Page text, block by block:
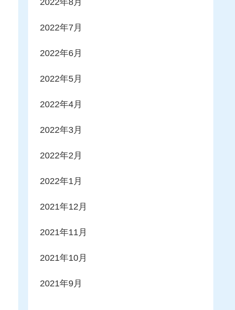
2022年8月
2022年7月
2022年6月
2022年5月
2022年4月
2022年3月
2022年2月
2022年1月
2021年12月
2021年11月
2021年10月
2021年9月